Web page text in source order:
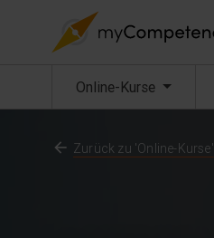
Online-Kurse (aktuell)
Zurück zu 'Online-Kurse'